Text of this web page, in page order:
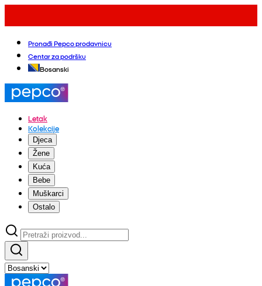
Pronađi Pepco prodavnicu
Centar za podršku
Bosanski
Letak
Kolekcije
Djeca
Žene
Kuća
Bebe
Muškarci
Ostalo